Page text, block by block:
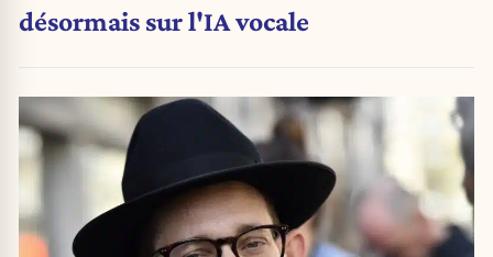
désormais sur l'IA vocale